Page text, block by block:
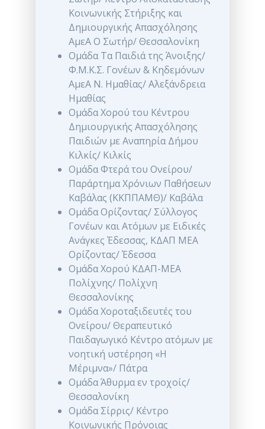
Κοινωνικής Στήριξης και
Δημιουργικής Απασχόλησης
ΑμεΑ Ο Σωτήρ/ Θεσσαλονίκη
Ομάδα Τα Παιδιά της Άνοιξης/
Φ.M.Κ.Σ. Γονέων & Κηδεμόνων
ΑμεΑ Ν. Ημαθίας/ Αλεξάνδρεια
Ημαθίας
Ομάδα Χορού του Κέντρου
Δημιουργικής Απασχόλησης
Παιδιών με Αναπηρία Δήμου
Κιλκίς/ Κιλκίς
Ομάδα Φτερά του Ονείρου/
Παράρτημα Χρόνιων Παθήσεων
Καβάλας (ΚΚΠΠΑΜΘ)/ Καβάλα
Ομάδα Ορίζοντας/ Σύλλογος
Γονέων και Ατόμων με Ειδικές
Ανάγκες Έδεσσας, ΚΔΑΠ ΜΕΑ
Ορίζοντας/ Έδεσσα
Ομάδα Χορού ΚΔΑΠ-ΜΕΑ
Πολίχνης/ Πολίχνη
Θεσσαλονίκης
Ομάδα Χοροταξιδευτές του
Ονείρου/ Θεραπευτικό
Παιδαγωγικό Κέντρο ατόμων με
νοητική υστέρηση «Η
Μέριμνα»/ Πάτρα
Ομάδα Άθυρμα εν τροχοίς/
Θεσσαλονίκη
Ομάδα Σίρρις/ Κέντρο
Κοινωνικής Πρόνοιας